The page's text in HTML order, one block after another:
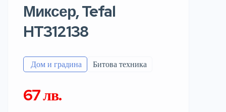
Миксер, Tefal
HT312138
️ Дом и градина Битова техника
67 лв.